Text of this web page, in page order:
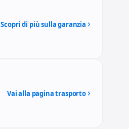
Scopri di più sulla garanzia
Vai alla pagina trasporto